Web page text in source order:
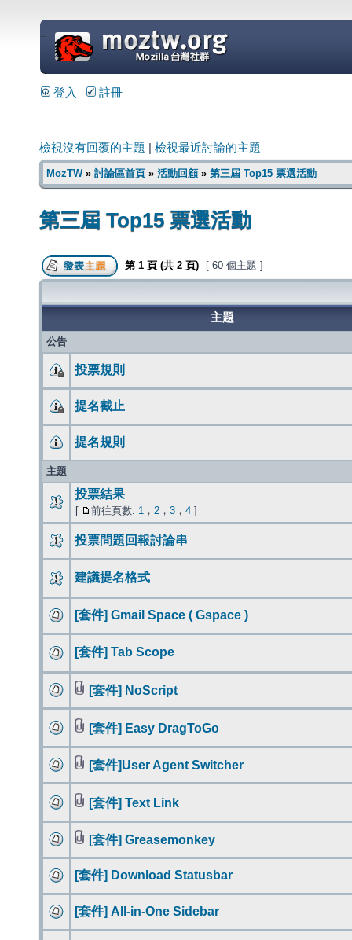
=
登入 註冊
檢視沒有回覆的主題 檢視最近討論的主題
MozTW» 討論區首頁 » 活動回顧» 第三屆 Top15 票選活動
第三屆 Top15 票選活動
第 1 頁 (共 2 頁) [ 60 個主題 ]
主題
公告
投票規則
提名截止
提名規則
主題
投票結果
[ 前往頁數: 1 ， 2 ， 3 ， 4 ]
投票問題回報討論串
建議提名格式
[套件] Gmail Space ( Gspace )
[套件] Tab Scope
[套件] NoScript
[套件] Easy DragToGo
[套件]User Agent Switcher
[套件] Text Link
[套件] Greasemonkey
[套件] Download Statusbar
[套件] All-in-One Sidebar